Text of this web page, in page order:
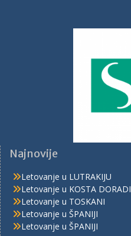
Najnovije
Letovanje u LUTRAKIJU
Letovanje u KOSTA DORADI
Letovanje u TOSKANI
Letovanje u ŠPANIJI
Letovanje u ŠPANIJI